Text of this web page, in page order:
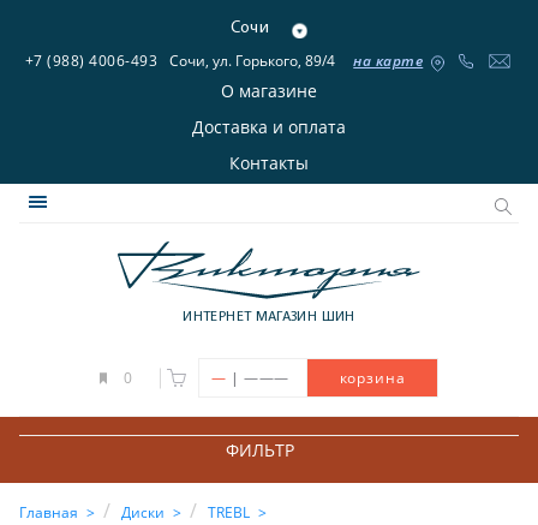
Сочи
+7 (988) 4006-493 Сочи, ул. Горького, 89/4 на карте
О магазине
Доставка и оплата
Контакты
ИНТЕРНЕТ МАГАЗИН ШИН
0 — | ——— корзина
ФИЛЬТР
Главная Диски
TREBL